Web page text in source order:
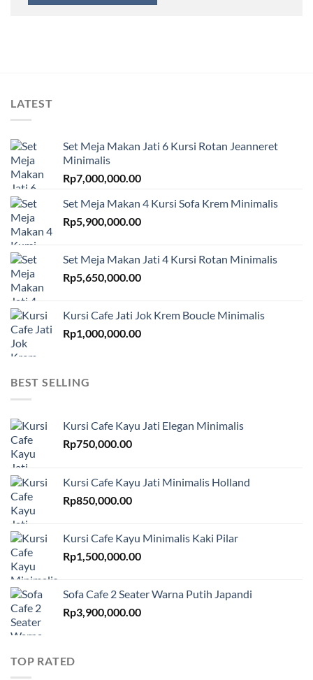
LATEST
Set Meja Makan Jati 6 Kursi Rotan Jeanneret
Minimalis
Rp7,000,000.00
Set Meja Makan 4 Kursi Sofa Krem Minimalis
Rp5,900,000.00
Set Meja Makan Jati 4 Kursi Rotan Minimalis
Rp5,650,000.00
Kursi Cafe Jati Jok Krem Boucle Minimalis
Rp1,000,000.00
BEST SELLING
Kursi Cafe Kayu Jati Elegan Minimalis
Rp750,000.00
Kursi Cafe Kayu Jati Minimalis Holland
Rp850,000.00
Kursi Cafe Kayu Minimalis Kaki Pilar
Rp1,500,000.00
Sofa Cafe 2 Seater Warna Putih Japandi
Rp3,900,000.00
TOP RATED